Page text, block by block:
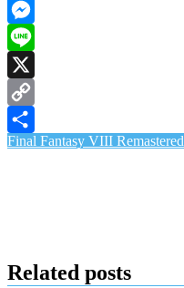
Facebook
Messenger
Line
X
Copy
Link
Share
Final Fantasy VIII Remastered
Related posts